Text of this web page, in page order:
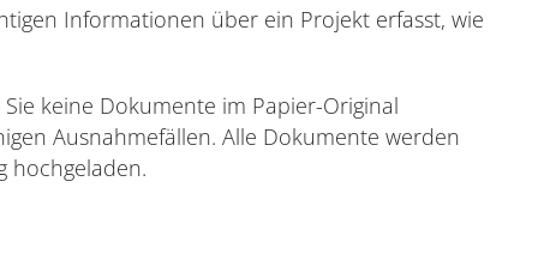
Informationen über ein Projekt erfasst, wie
keine Dokumente im Papier-Original
Ausnahmefällen. Alle Dokumente werden
hochgeladen.